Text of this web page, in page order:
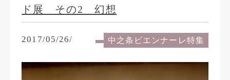
ド展 その2 幻想
2017/05/26/ 中之条ビエンナーレ特集